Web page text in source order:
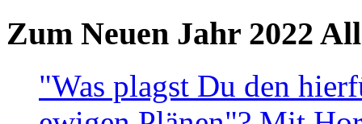
Zum Neuen Jahr 2022
"Was plagst Du den